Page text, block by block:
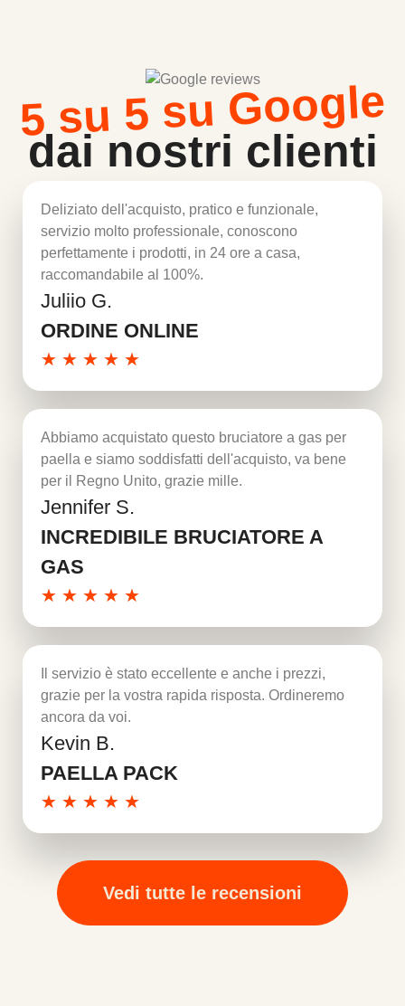
5 su 5 su Google
dai nostri clienti
Deliziato dell'acquisto, pratico e funzionale,
servizio molto professionale, conoscono
perfettamente i prodotti, in 24 ore a casa,
raccomandabile al 100%.
Juliio G.
ORDINE ONLINE
★ ★ ★ ★ ★
Abbiamo acquistato questo bruciatore a gas per
paella e siamo soddisfatti dell'acquisto, va bene
per il Regno Unito, grazie mille.
Jennifer S.
INCREDIBILE BRUCIATORE A
GAS
★ ★ ★ ★ ★
Il servizio è stato eccellente e anche i prezzi,
grazie per la vostra rapida risposta. Ordineremo
ancora da voi.
Kevin B.
PAELLA PACK
★ ★ ★ ★ ★
Vedi tutte le recensioni